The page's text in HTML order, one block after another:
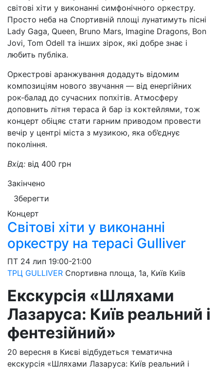
світові хіти у виконанні симфонічного оркестру.
Просто неба на Спортивній площі лунатимуть пісні
Lady Gaga, Queen, Bruno Mars, Imagine Dragons, Bon
Jovi, Tom Odell та інших зірок, які добре знає і
любить публіка.
Оркестрові аранжування додадуть відомим
композиціям нового звучання — від енергійних
рок-балад до сучасних попхітів. Атмосферу
доповнить літня тераса й бар із коктейлями, тож
концерт обіцяє стати гарним приводом провести
вечір у центрі міста з музикою, яка об’єднує
покоління.
Вхід: від 400 грн
Закінчено
Зберегти
Концерт
Світові хіти у виконанні
оркестру на терасі Gulliver
ПТ 24 лип 19:00-21:00
ТРЦ GULLIVER Спортивна площа, 1a, Київ Київ
Екскурсія «Шляхами
Лазаруса: Київ реальний і
фентезійний»
20 вересня в Києві відбудеться тематична
екскурсія «Шляхами Лазаруса: Київ реальний і